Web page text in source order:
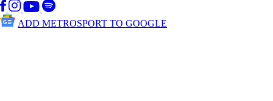
ADD METROSPORT TO GOOGLE